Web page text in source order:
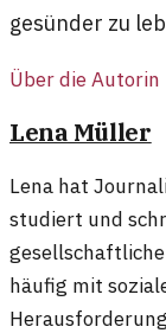
gesünder zu
Über die Autorin
Lena Müller
Lena hat
studiert und
häufig mit